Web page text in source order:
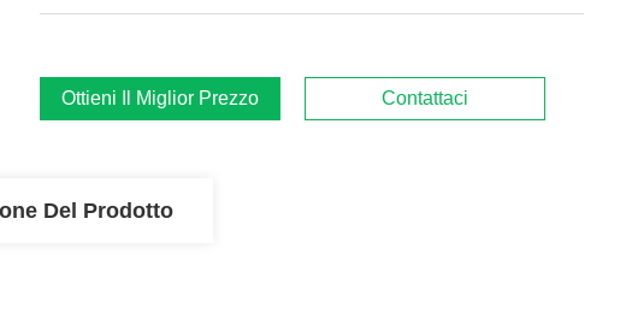
Ottieni Il Miglior Prezzo Contattaci
Del Prodotto